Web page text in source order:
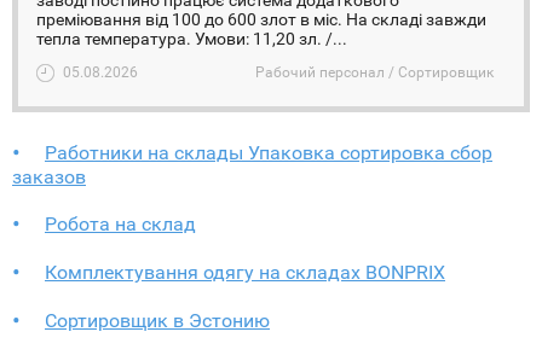
преміювання від 100 до 600 злот в міс. На складі завжди
тепла температура. Умови: 11,20 зл. /...
05.08.2026 Рабочий персонал / Сортировщик
Работники на склады Упаковка сортировка сбор
заказов
Робота на склад
Комплектування одягу на складах BONPRIX
Сортировщик в Эстонию